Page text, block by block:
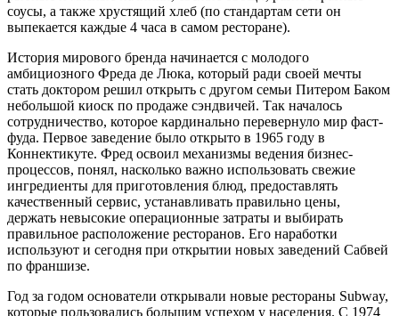
соусы, а также хрустящий хлеб (по стандартам сети он
выпекается каждые 4 часа в самом ресторане).
История мирового бренда начинается с молодого
амбициозного Фреда де Люка, который ради своей мечты
стать доктором решил открыть с другом семьи Питером Баком
небольшой киоск по продаже сэндвичей. Так началось
сотрудничество, которое кардинально перевернуло мир фаст-
фуда. Первое заведение было открыто в 1965 году в
Коннектикуте. Фред освоил механизмы ведения бизнес-
процессов, понял, насколько важно использовать свежие
ингредиенты для приготовления блюд, предоставлять
качественный сервис, устанавливать правильно цены,
держать невысокие операционные затраты и выбирать
правильное расположение ресторанов. Его наработки
используют и сегодня при открытии новых заведений Сабвей
по франшизе.
Год за годом основатели открывали новые рестораны Subway,
которые пользовались большим успехом у населения. С 1974